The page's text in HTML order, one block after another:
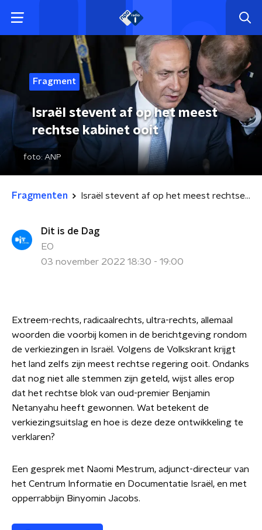
Fragment
Israël stevent af op het meest
rechtse kabinet ooit
foto: ANP
Fragmenten Israël stevent af op het meest rechtse kabinet ooit
Dit is de Dag
EO
03 november 2022 18:30 - 19:00
Extreem-rechts, radicaalrechts, ultra-rechts, allemaal
woorden die voorbij komen in de berichtgeving rondom
de verkiezingen in Israël. Volgens de Volkskrant krijgt
het land zelfs zijn meest rechtse regering ooit. Ondanks
dat nog niet alle stemmen zijn geteld, wijst alles erop
dat het rechtse blok van oud-premier Benjamin
Netanyahu heeft gewonnen. Wat betekent de
verkiezingsuitslag en hoe is deze deze ontwikkeling te
verklaren?
Een gesprek met Naomi Mestrum, adjunct-directeur van
het Centrum Informatie en Documentatie Israël, en met
opperrabbijn Binyomin Jacobs.